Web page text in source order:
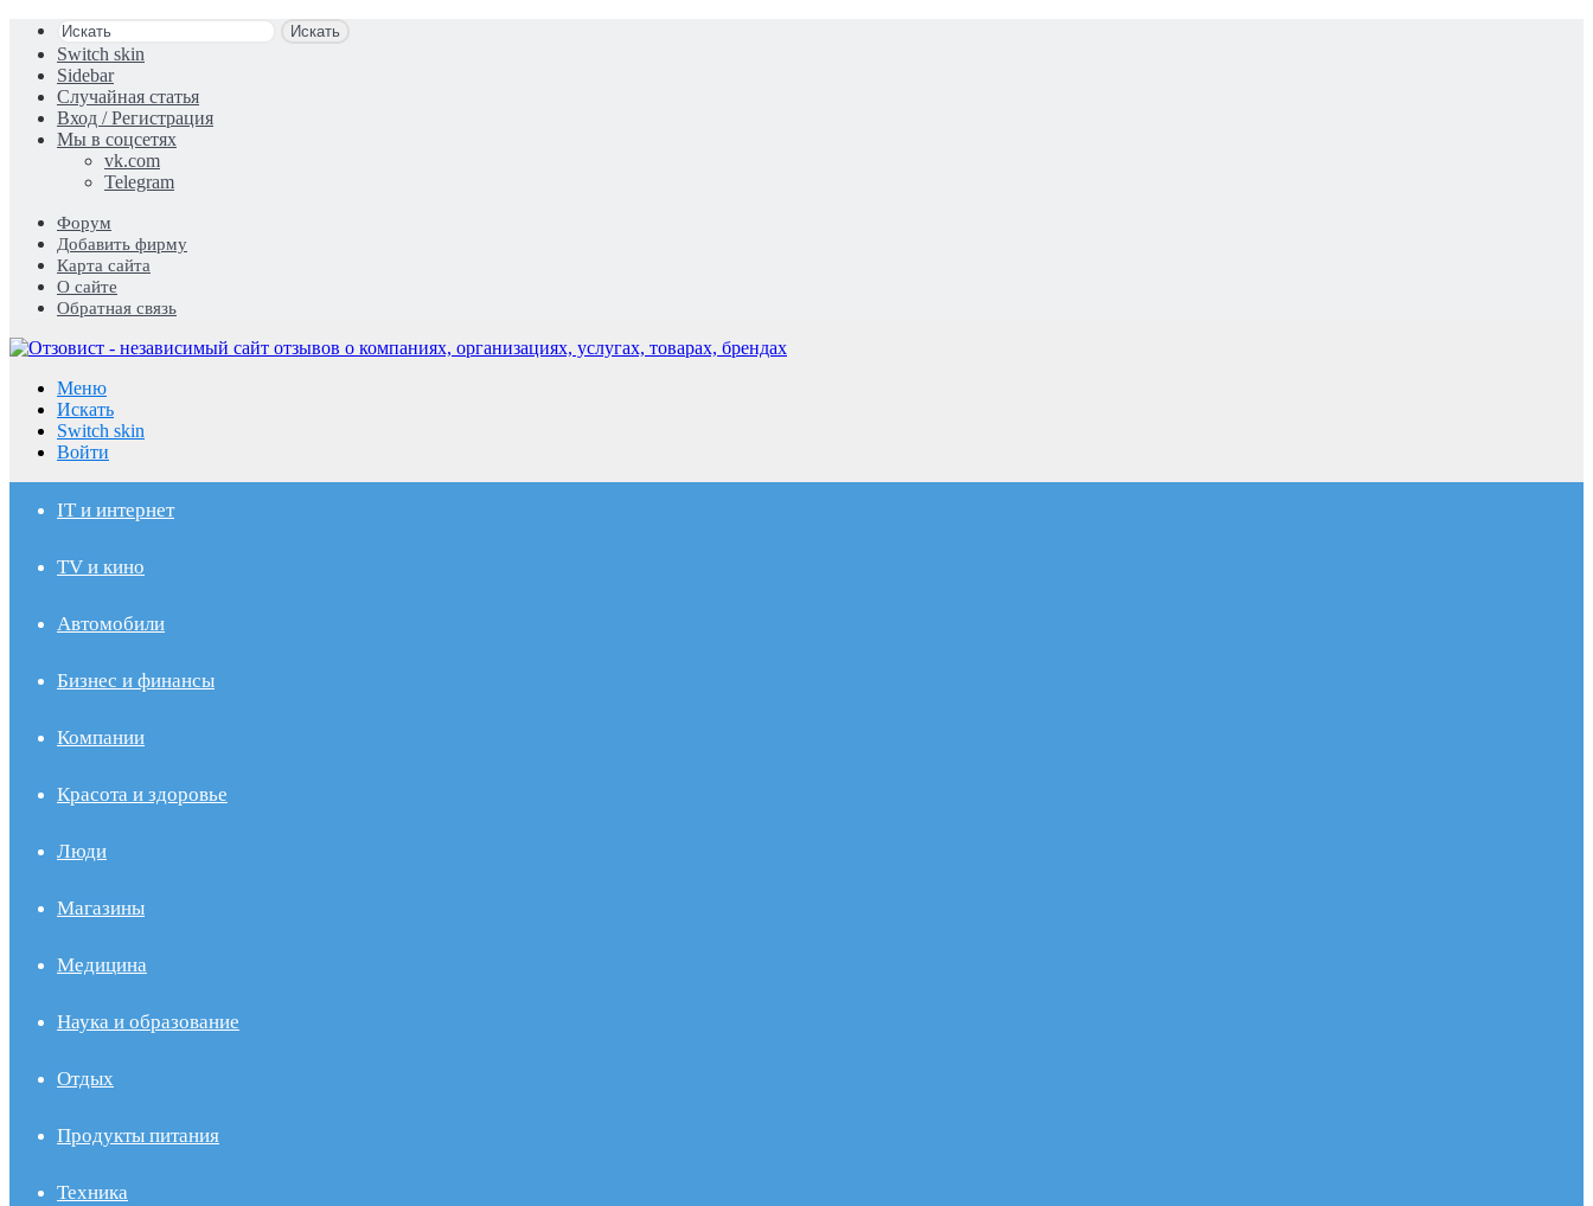
Искать
Switch skin
Sidebar
Случайная статья
Вход / Регистрация
Мы в соцсетях
vk.com
Telegram
Форум
Добавить фирму
Карта сайта
О сайте
Обратная связь
Меню
Искать
Switch skin
Войти
IT и интернет
TV и кино
Автомобили
Бизнес и финансы
Компании
Красота и здоровье
Люди
Магазины
Медицина
Наука и образование
Отдых
Продукты питания
Техника